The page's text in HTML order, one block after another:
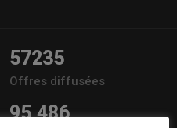
57235
Offres diffusées
95,486